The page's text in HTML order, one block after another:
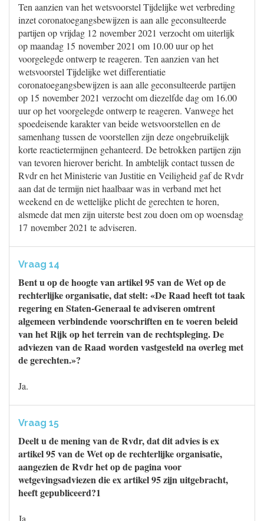
Ten aanzien van het wetsvoorstel Tijdelijke wet verbreding
inzet coronatoegangsbewijzen is aan alle geconsulteerde
partijen op vrijdag 12 november 2021 verzocht om uiterlijk
op maandag 15 november 2021 om 10.00 uur op het
voorgelegde ontwerp te reageren. Ten aanzien van het
wetsvoorstel Tijdelijke wet differentiatie
coronatoegangsbewijzen is aan alle geconsulteerde partijen
op 15 november 2021 verzocht om diezelfde dag om 16.00
uur op het voorgelegde ontwerp te reageren. Vanwege het
spoedeisende karakter van beide wetsvoorstellen en de
samenhang tussen de voorstellen zijn deze ongebruikelijk
korte reactietermijnen gehanteerd. De betrokken partijen zijn
van tevoren hierover bericht. In ambtelijk contact tussen de
Rvdr en het Ministerie van Justitie en Veiligheid gaf de Rvdr
aan dat de termijn niet haalbaar was in verband met het
weekend en de wettelijke plicht de gerechten te horen,
alsmede dat men zijn uiterste best zou doen om op woensdag
17 november 2021 te adviseren.
Vraag 14
Bent u op de hoogte van artikel 95 van de Wet op de
rechterlijke organisatie, dat stelt: «De Raad heeft tot taak
regering en Staten-Generaal te adviseren omtrent
algemeen verbindende voorschriften en te voeren beleid
van het Rijk op het terrein van de rechtspleging. De
adviezen van de Raad worden vastgesteld na overleg met
de gerechten.»?
Ja.
Vraag 15
Deelt u de mening van de Rvdr, dat dit advies is ex
artikel 95 van de Wet op de rechterlijke organisatie,
aangezien de Rvdr het op de pagina voor
wetgevingsadviezen die ex artikel 95 zijn uitgebracht,
heeft gepubliceerd?1
Ja.